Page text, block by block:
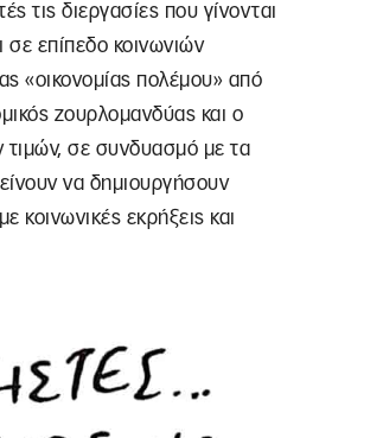
τις διεργασίες που γίνονται
σε επίπεδο κοινωνιών
«οικονομίας πολέμου» από
ζουρλομανδύας και ο
τιμών, σε συνδυασμό με τα
να δημιουργήσουν
κοινωνικές εκρήξεις και